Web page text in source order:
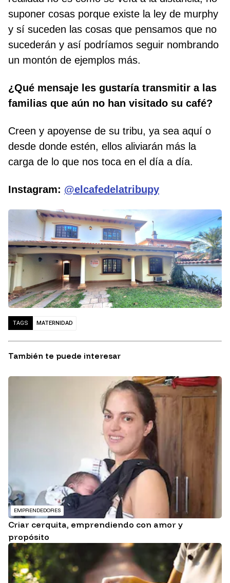
suponer cosas porque existe la ley de murphy
y sí suceden las cosas que pensamos que no
sucederán y así podríamos seguir nombrando
un montón de ejemplos más.
¿Qué mensaje les gustaría transmitir a las
familias que aún no han visitado su café?
Creen y apoyense de su tribu, ya sea aquí o
desde donde estén, ellos aliviarán más la
carga de lo que nos toca en el día a día.
Instagram: @elcafedelatribupy
TAGS MATERNIDAD
También te puede interesar
EMPRENDEDORES
Criar cerquita, emprendiendo con amor y
propósito